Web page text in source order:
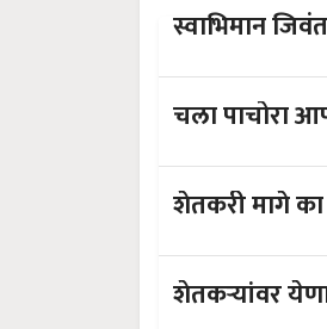
स्वाभिमान
चला पाचोरा
शेतकरी मागे
शेतकऱ्यांवर